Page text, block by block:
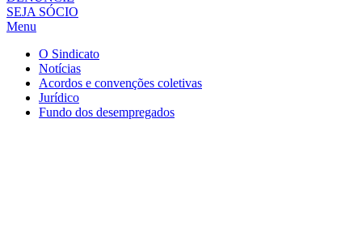
dos
Radialistas
São
Paulo
Sindicato
SEJA SÓCIO
Menu
O Sindicato
Notícias
Acordos e convenções coletivas
Jurídico
Fundo dos desempregados